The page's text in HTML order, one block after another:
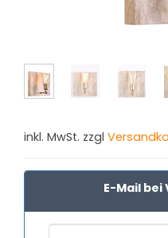
inkl. MwSt. zzgl
E-Mail